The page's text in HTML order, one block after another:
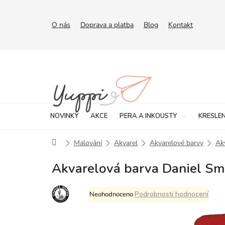
O nás Doprava a platba Blog Kontakt
NOVINKY AKCE PERA A INKOUSTY
DomůMalování Akvarel Akvarelové barvy
Akvarelová barva Daniel
Průměrné
hodnocení
NeohodnocenoPodrobnosti hodnocení